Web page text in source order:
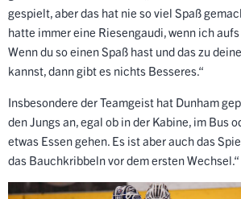
gespielt, aber das hat nie so viel Spaß
hatte immer eine Riesengaudi, wenn ich
Wenn du so einen Spaß hast und das zu
kannst, dann gibt es nichts Besseres.“
Insbesondere der Teamgeist hat Dunham
den Jungs an, egal ob in der Kabine, im Bus
etwas Essen gehen. Es ist aber auch das
das Bauchkribbeln vor dem ersten Wechsel.“